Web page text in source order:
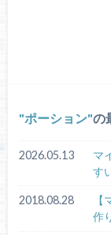
ポーション の
2026.05.13
マ
す
2018.08.28
作